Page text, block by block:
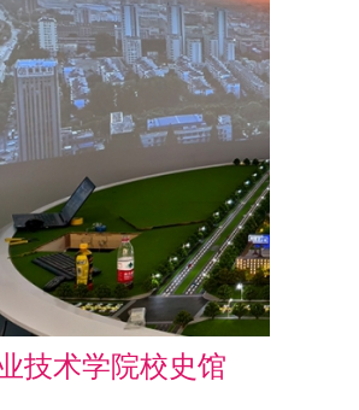
技术学院校史馆